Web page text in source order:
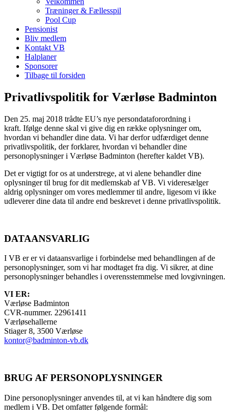
Træninger & Fællesspil
Pool Cup
Pensionist
Bliv medlem
Kontakt VB
Halplaner
Sponsorer
Tilbage til forsiden
Privatlivspolitik for Værløse Badminton
Den 25. maj 2018 trådte EU’s nye persondataforordning i
kraft. Ifølge denne skal vi give dig en række oplysninger om,
hvordan vi behandler dine data. Vi har derfor udfærdiget denne
privatlivspolitik, der forklarer, hvordan vi behandler dine
personoplysninger i Værløse Badminton (herefter kaldet VB).
Det er vigtigt for os at understrege, at vi alene behandler dine
oplysninger til brug for dit medlemskab af VB. Vi videresælger
aldrig oplysninger om vores medlemmer til andre, ligesom vi ikke
udleverer dine data til andre end beskrevet i denne privatlivspolitik.
DATAANSVARLIG
I VB er er vi dataansvarlige i forbindelse med behandlingen af de
personoplysninger, som vi har modtaget fra dig. Vi sikrer, at dine
personoplysninger behandles i overensstemmelse med lovgivningen.
VI ER:
Værløse Badminton
CVR-nummer. 22961411
Værløsehallerne
Stiager 8, 3500 Værløse
kontor@badminton-vb.dk
BRUG AF PERSONOPLYSNINGER
Dine personoplysninger anvendes til, at vi kan håndtere dig som
medlem i VB. Det omfatter følgende formål: